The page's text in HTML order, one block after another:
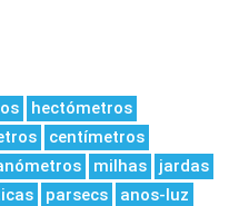
hectómetros
centímetros
milhas
jardas
parsecs
anos-luz